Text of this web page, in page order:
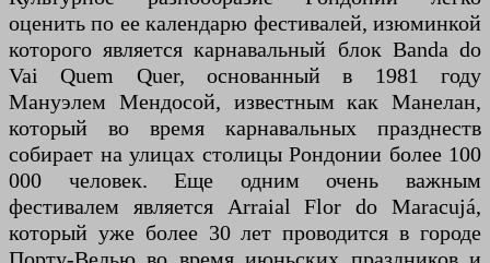
оценить по ее календарю фестивалей, изюминкой
которого является карнавальный блок Banda do
Vai Quem Quer, основанный в 1981 году
Мануэлем Мендосой, известным как Манелан,
который во время карнавальных празднеств
собирает на улицах столицы Рондонии более 100
000 человек. Еще одним очень важным
фестивалем является Arraial Flor do Maracujá,
который уже более 30 лет проводится в городе